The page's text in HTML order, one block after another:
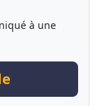
à une